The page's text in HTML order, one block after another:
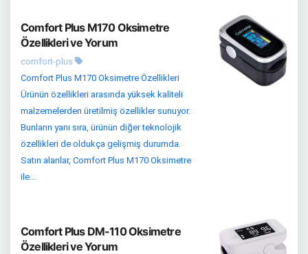
Comfort Plus M170 Oksimetre
Özellikleri ve Yorum
comfort-plus
Comfort Plus M170 Oksimetre Özellikleri
Ürünün özellikleri arasında yüksek kaliteli
malzemelerden üretilmiş özellikler sunuyor.
Bunların yanı sıra, ürünün diğer teknolojik
özellikleri de oldukça gelişmiş durumda.
Satın alanlar, Comfort Plus M170 Oksimetre
ile...
Comfort Plus DM-110 Oksimetre
Özellikleri ve Yorum